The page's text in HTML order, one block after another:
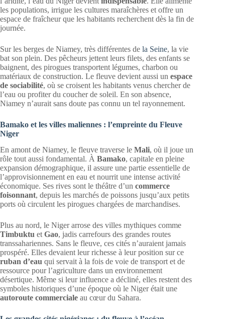
les populations, irrigue les cultures maraîchères et offre un
espace de fraîcheur que les habitants recherchent dès la fin de
journée.
Sur les berges de Niamey, très différentes de la Seine, la vie
bat son plein. Des pêcheurs jettent leurs filets, des enfants se
baignent, des pirogues transportent légumes, charbon ou
matériaux de construction. Le fleuve devient aussi un espace
de sociabilité, où se croisent les habitants venus chercher de
l’eau ou profiter du coucher de soleil. En son absence,
Niamey n’aurait sans doute pas connu un tel rayonnement.
Bamako et les villes maliennes : l’empreinte du Fleuve
Niger
En amont de Niamey, le fleuve traverse le Mali, où il joue un
rôle tout aussi fondamental. À Bamako, capitale en pleine
expansion démographique, il assure une partie essentielle de
l’approvisionnement en eau et nourrit une intense activité
économique. Ses rives sont le théâtre d’un commerce
foisonnant, depuis les marchés de poissons jusqu’aux petits
ports où circulent les pirogues chargées de marchandises.
Plus au nord, le Niger arrose des villes mythiques comme
Timbuktu et Gao, jadis carrefours des grandes routes
transsahariennes. Sans le fleuve, ces cités n’auraient jamais
prospéré. Elles devaient leur richesse à leur position sur ce
ruban d’eau qui servait à la fois de voie de transport et de
ressource pour l’agriculture dans un environnement
désertique. Même si leur influence a décliné, elles restent des
symboles historiques d’une époque où le Niger était une
autoroute commerciale au cœur du Sahara.